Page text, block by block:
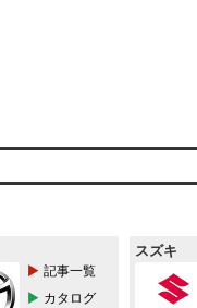
記事一覧
カタログ
スズキ